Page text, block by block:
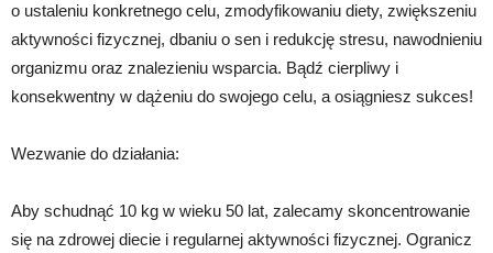
o ustaleniu konkretnego celu, zmodyfikowaniu diety, zwiększeniu
aktywności fizycznej, dbaniu o sen i redukcję stresu, nawodnieniu
organizmu oraz znalezieniu wsparcia. Bądź cierpliwy i
konsekwentny w dążeniu do swojego celu, a osiągniesz sukces!
Wezwanie do działania:
Aby schudnąć 10 kg w wieku 50 lat, zalecamy skoncentrowanie
się na zdrowej diecie i regularnej aktywności fizycznej. Ogranicz